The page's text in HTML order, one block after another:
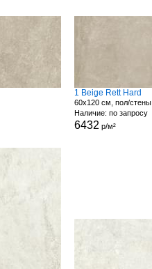
1 Beige Rett Hard
60x120 см, пол/стены
Наличие: по запросу
6432 р/м²